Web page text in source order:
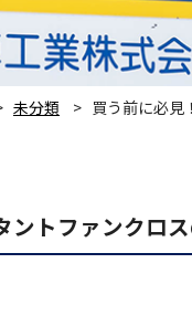
未分類 買う前に必見
ントファンクロス